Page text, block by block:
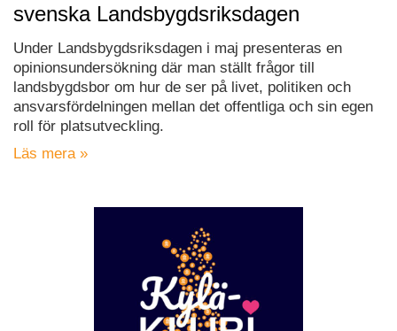
svenska Landsbygdsriksdagen
Under Landsbygdsriksdagen i maj presenteras en
opinionsundersökning där man ställt frågor till
landsbygdsbor om hur de ser på livet, politiken och
ansvarsfördelningen mellan det offentliga och sin egen
roll för platsutveckling.
Läs mera »